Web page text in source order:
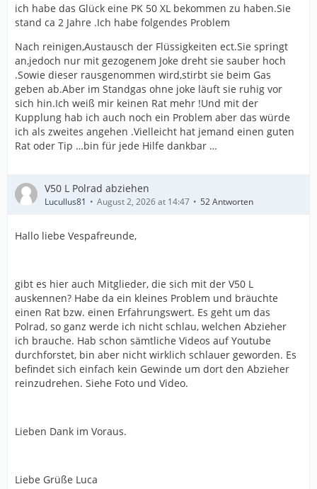
ich habe das Glück eine PK 50 XL bekommen zu haben.Sie
stand ca 2 Jahre .Ich habe folgendes Problem
Nach reinigen,Austausch der Flüssigkeiten ect.Sie springt
an,jedoch nur mit gezogenem Joke dreht sie sauber hoch
.Sowie dieser rausgenommen wird,stirbt sie beim Gas
geben ab.Aber im Standgas ohne joke läuft sie ruhig vor
sich hin.Ich weiß mir keinen Rat mehr !Und mit der
Kupplung hab ich auch noch ein Problem aber das würde
ich als zweites angehen .Vielleicht hat jemand einen guten
Rat oder Tip …bin für jede Hilfe dankbar …
V50 L Polrad abziehen
Lucullus81 August 2, 2026 at 14:47 52 Antworten
Hallo liebe Vespafreunde,
gibt es hier auch Mitglieder, die sich mit der V50 L
auskennen? Habe da ein kleines Problem und bräuchte
einen Rat bzw. einen Erfahrungswert. Es geht um das
Polrad, so ganz werde ich nicht schlau, welchen Abzieher
ich brauche. Hab schon sämtliche Videos auf Youtube
durchforstet, bin aber nicht wirklich schlauer geworden. Es
befindet sich einfach kein Gewinde um dort den Abzieher
reinzudrehen. Siehe Foto und Video.
Lieben Dank im Voraus.
Liebe Grüße Luca